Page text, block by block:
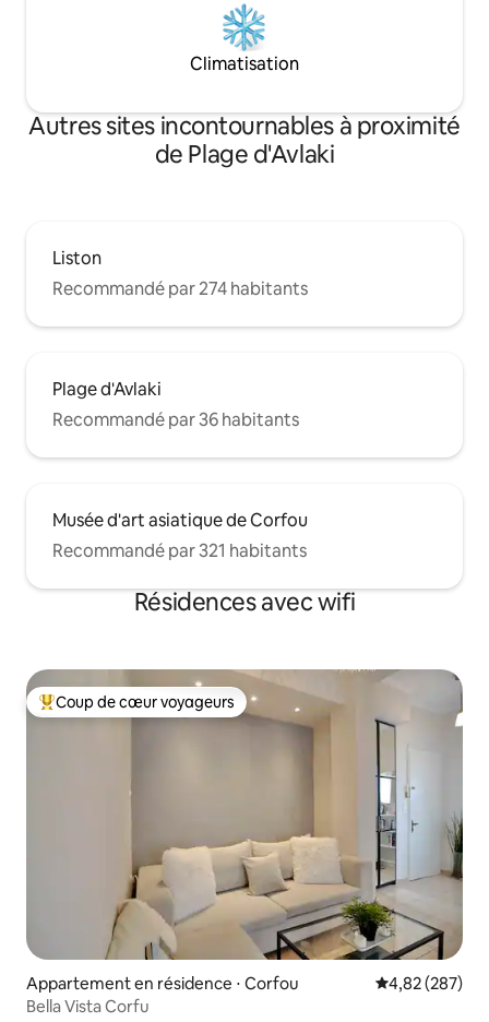
Climatisation
Autres sites incontournables à proximité
de Plage d'Avlaki
Liston
Recommandé par 274 habitants
Plage d'Avlaki
Recommandé par 36 habitants
Musée d'art asiatique de Corfou
Recommandé par 321 habitants
Résidences avec wifi
Coups de cœur voyageurs les plus appréciés
Coup de cœur voyageurs
Appartement en résidence ⋅ Corfou Évaluation
4,82 (287)
Bella Vista Corfu